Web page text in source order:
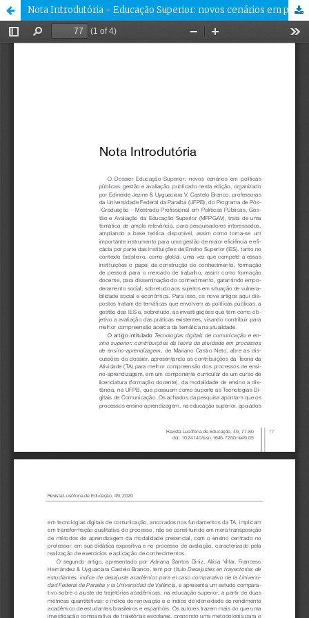
Nota Introdutória - Educação Superior: novos cenários em políticas públicas, gestão e avaliação